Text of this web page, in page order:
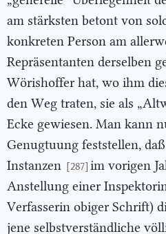
am stärksten betont von
konkreten Person am
Repräsentanten derselben
Wörishoffer hat, wo ihm
den Weg traten, sie als
Ecke gewiesen. Man kann
Genugtuung feststellen,
Instanzen [287] im vorigen
Anstellung einer
Verfasserin obiger Schrift)
jene selbstverständliche